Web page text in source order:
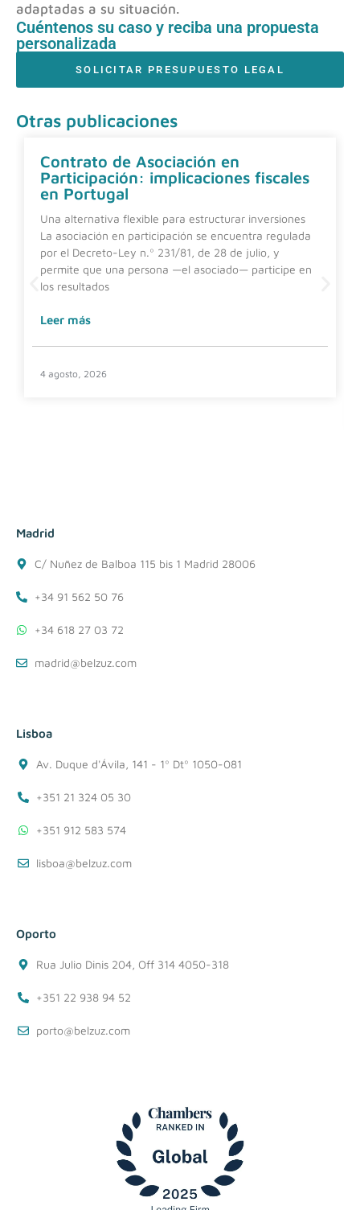
adaptadas a su situación.
Cuéntenos su caso y reciba una propuesta
personalizada
SOLICITAR PRESUPUESTO LEGAL
Otras publicaciones
Contrato de Asociación en
Participación: implicaciones fiscales
en Portugal
Una alternativa flexible para estructurar inversiones
La asociación en participación se encuentra regulada
por el Decreto-Ley n.º 231/81, de 28 de julio, y
permite que una persona —el asociado— participe en
los resultados
Leer más
4 agosto, 2026
Madrid
C/ Nuñez de Balboa 115 bis 1 Madrid 28006
+34 91 562 50 76
+34 618 27 03 72
madrid@belzuz.com
Lisboa
Av. Duque d'Ávila, 141 - 1º Dtº 1050-081
+351 21 324 05 30
+351 912 583 574
lisboa@belzuz.com
Oporto
Rua Julio Dinis 204, Off 314 4050-318
+351 22 938 94 52
porto@belzuz.com